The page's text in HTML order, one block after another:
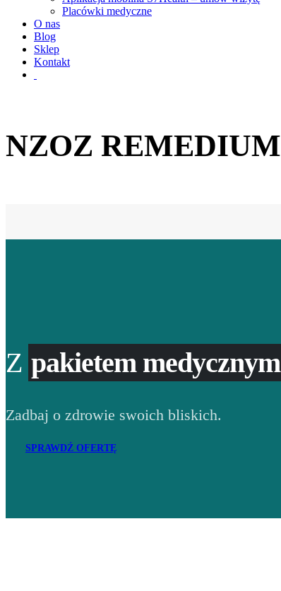
Placówki medyczne
O nas
Blog
Sklep
Kontakt
NZOZ REMEDIUM
Z pakietem medycznym
Zadbaj o zdrowie swoich bliskich.
SPRAWDŹ OFERTĘ